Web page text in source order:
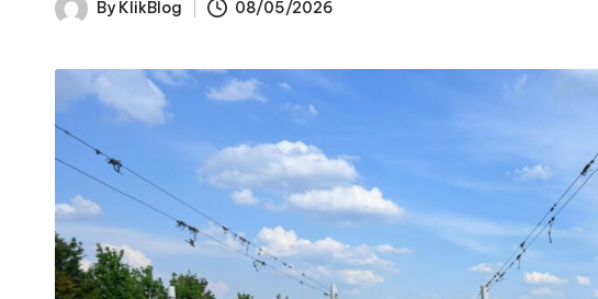
Posted
By KlikBlog 08/05/2026